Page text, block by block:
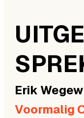
Erik
Voormalig